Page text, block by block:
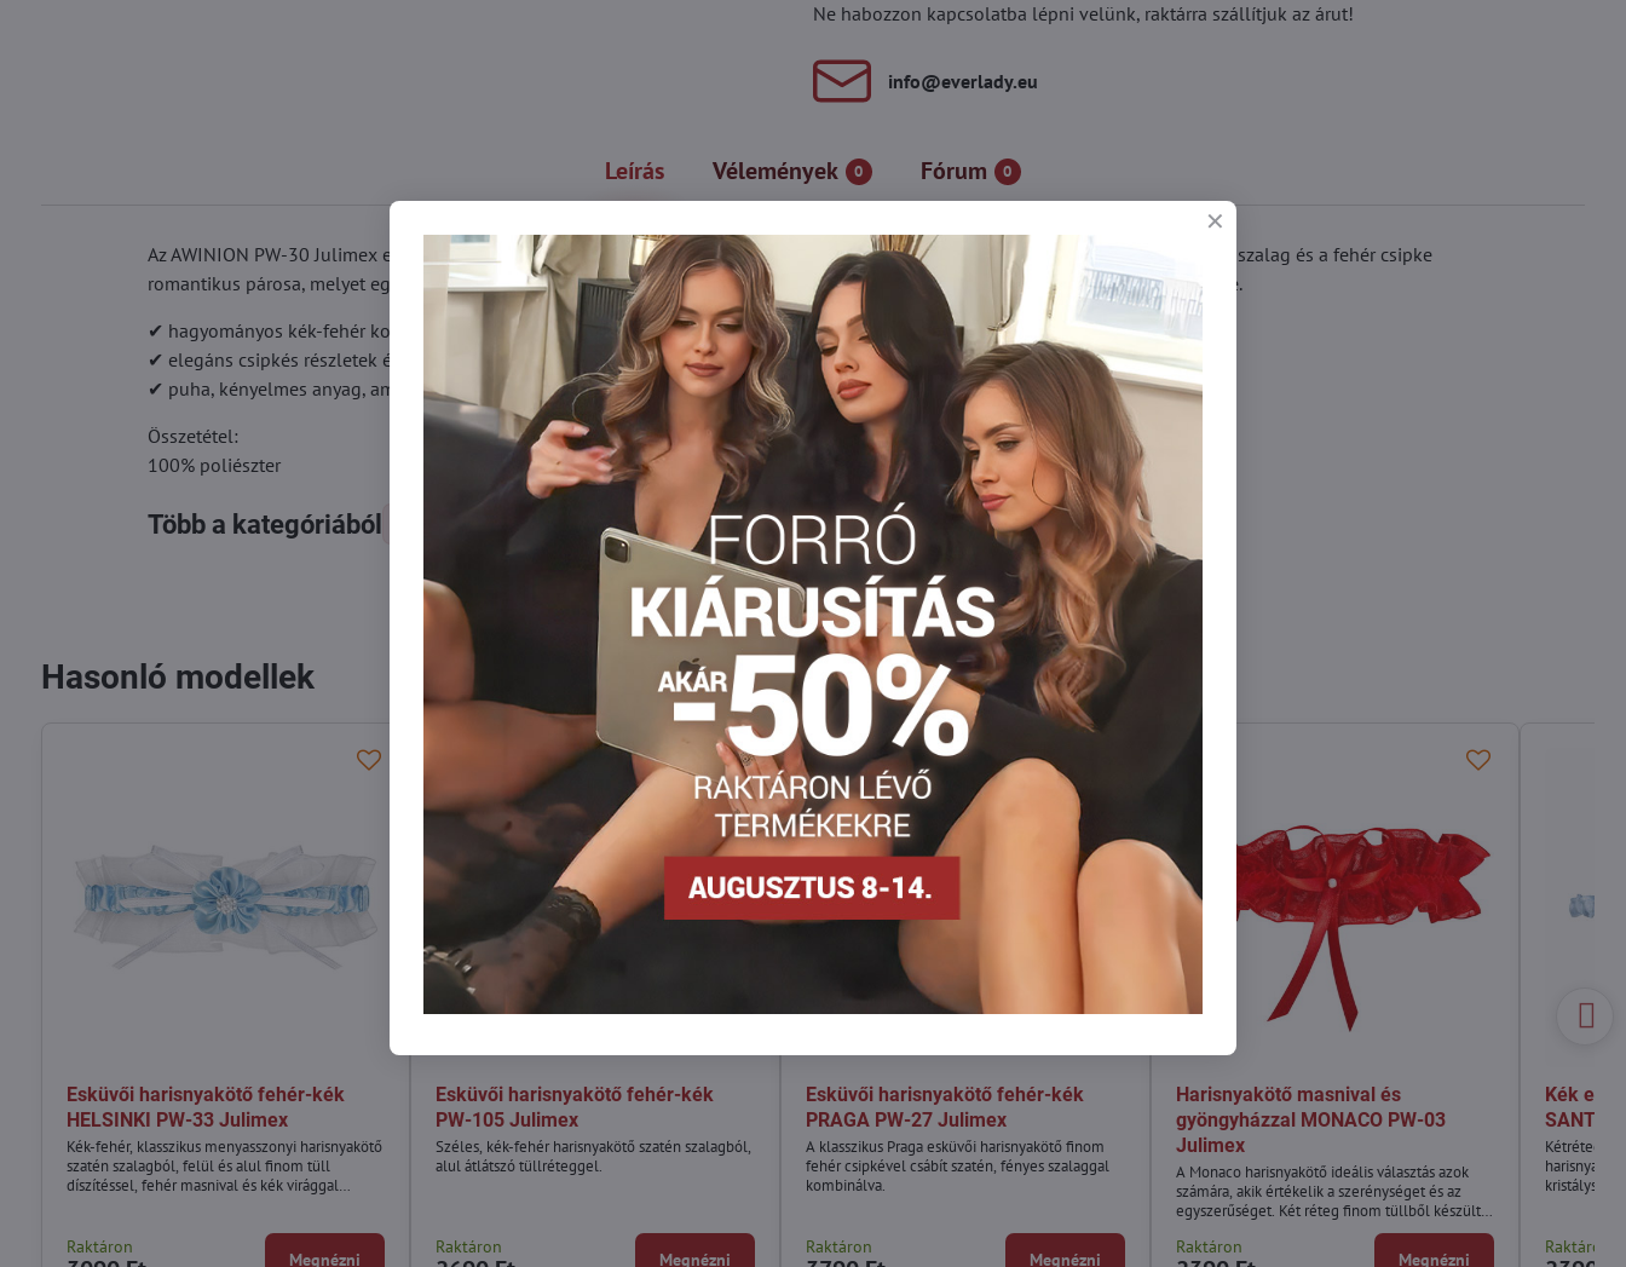
Ne habozzon kapcsolatba lépni velünk, raktárra szállítjuk az árut!
info​@everlady​.eu
Leírás Vélemények 0 Fórum 0
Az AWINION PW-30 Julimex esküvői harisnyakötő tökéletes kiegészítő a részletekre figyelő menyasszonyoknak. A széles, világoskék szalag és a fehér csipke
romantikus párosa, melyet egy tüllvirággal és csillogó kővel díszített masni tesz teljessé. A nőiesség és a szerencse gyönyörű jelképe.
✔ hagyományos kék-fehér kombináció – menyasszonyoknak
✔ elegáns csipkés részletek és díszes masni
✔ puha, kényelmes anyag, amely illeszkedik a combhoz
Összetétel:
100% poliészter
Több a kategóriából Harisnyatartók Podväzkové pásy
FacebookTwitter Bluesky PinterestRedditLinkedInWhatsApp
E-
mail
Hasonló modellek
Esküvői harisnyakötő fehér-kék
HELSINKI PW-33 Julimex
Kék-fehér, klasszikus menyasszonyi harisnyakötő
szatén szalagból, felül és alul finom tüll
díszítéssel, fehér masnival és kék virággal
Raktáron
Megnézni
Esküvői harisnyakötő fehér-kék
PW-105 Julimex
Széles, kék-fehér harisnyakötő szatén szalagból,
alul átlátszó tüllréteggel.
Raktáron
Megnézni
Esküvői harisnyakötő fehér-kék
PRAGA PW-27 Julimex
A klasszikus Praga esküvői harisnyakötő finom
fehér csipkével csábít szatén, fényes szalaggal
kombinálva.
Raktáron
Megnézni
Harisnyakötő masnival és
gyöngyházzal MONACO PW-03
Julimex
A Monaco harisnyakötő ideális választás azok
számára, akik értékelik a szerénységet és az
egyszerűséget. Két réteg finom tüllből készült,
és egy kis gyöngysorral díszített masnival.
Raktáron
Megnézni
Kék
Kétrétegű
Raktáron